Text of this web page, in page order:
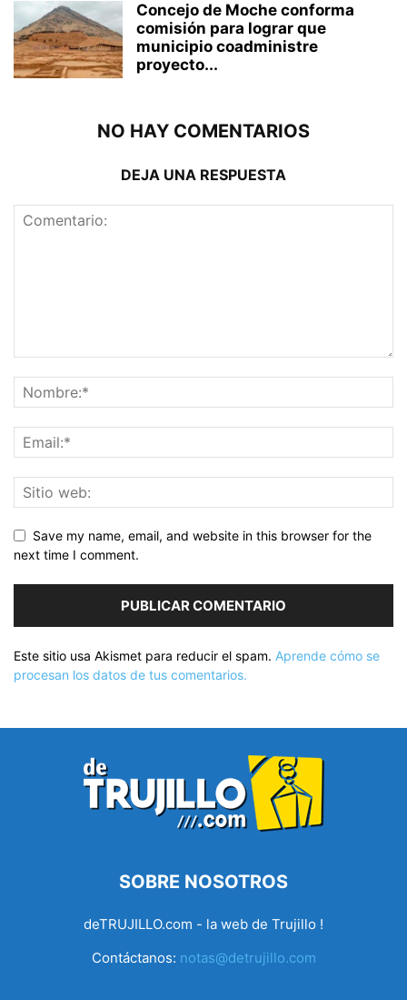
Concejo de Moche conforma
comisión para lograr que
municipio coadministre
proyecto...
NO HAY COMENTARIOS
DEJA UNA RESPUESTA
Save my name, email, and website in this browser for the
next time I comment.
Este sitio usa Akismet para reducir el spam. Aprende cómo se
procesan los datos de tus comentarios.
SOBRE NOSOTROS
deTRUJILLO.com - la web de Trujillo !
Contáctanos: notas@detrujillo.com